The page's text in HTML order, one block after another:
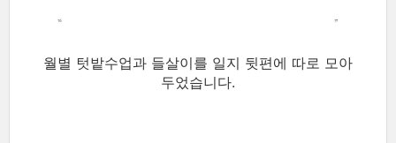
월별 텃밭수업과 들살이를 일지 뒷편에 따로 모아
두었습니다.